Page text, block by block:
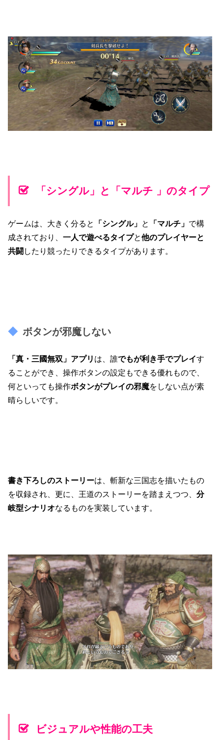
「シングル」と「マルチ 」のタイプ
ゲームは、大きく分ると 「シングル」 と 「マルチ」 で構
成されており、一人で遊べるタイプと他のプレイヤーと
共闘 したり競ったりできるタイプがあります。
ボタンが邪魔しない
「真・三國無双」アプリ は、誰でもが利き手でプレイす
ることができ、操作ボタンの設定もできる優れもので、
何といっても操作ボタンがプレイの邪魔をしない点が素
晴らしいです。
書き下ろしのストーリーは、斬新な三国志を描いたもの
を収録され、更に、王道のストーリーを踏まえつつ、分
岐型シナリオなるものを実装しています。
ビジュアルや性能の工夫